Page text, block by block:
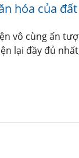
hóa của
vô cùng ấn
lại đầy đủ